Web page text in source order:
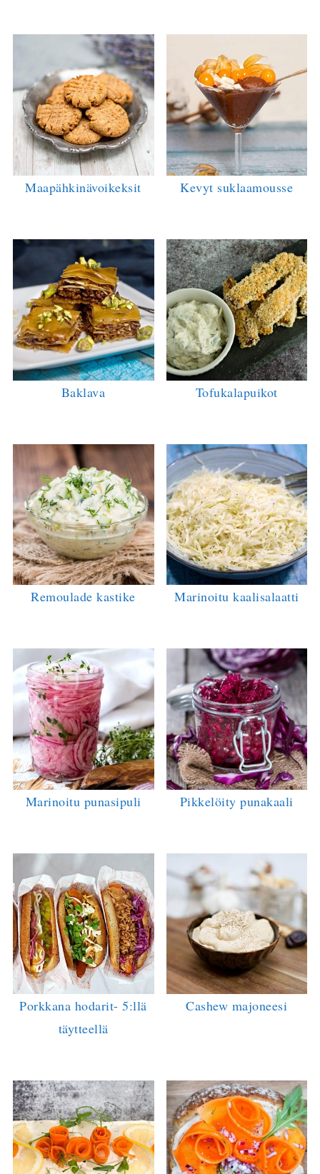
Maapähkinävoikeksit Kevyt suklaamousse
Baklava Tofukalapuikot
Remoulade kastike Marinoitu kaalisalaatti
Marinoitu punasipuli Pikkelöity punakaali
Porkkana hodarit- 5:llä
täytteellä
Cashew majoneesi